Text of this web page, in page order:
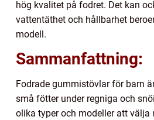
hög kvalitet på fodret. Det kan
vattentäthet och hållbarhet
modell.
Sammanfattning:
Fodrade gummistövlar för barn
små fötter under regniga och
olika typer och modeller att välja